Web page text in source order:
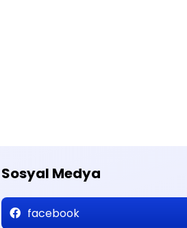
Sosyal Medya
facebook